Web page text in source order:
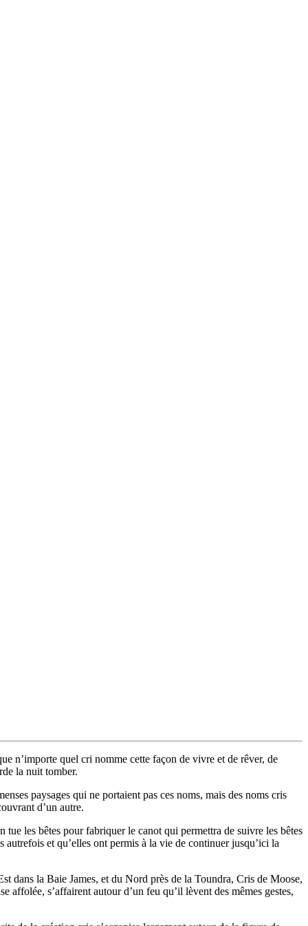
n’importe quel cri nomme cette façon de vivre et de rêver, de
la nuit tomber.
paysages qui ne portaient pas ces noms, mais des noms cris
d’un autre.
les bêtes pour fabriquer le canot qui permettra de suivre les bêtes
autrefois et qu’elles ont permis à la vie de continuer jusqu’ici la
dans la Baie James, et du Nord près de la Toundra, Cris de Moose,
affolée, s’affairent autour d’un feu qu’il lèvent des mêmes gestes,